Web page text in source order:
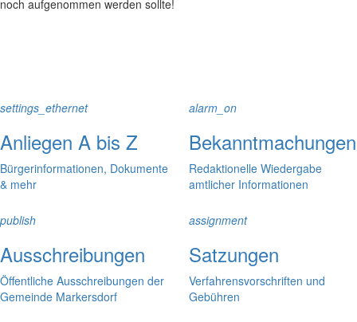
noch aufgenommen werden sollte!
settings_ethernet
Anliegen A bis Z
Bürgerinformationen, Dokumente
& mehr
alarm_on
Bekanntmachungen
Redaktionelle Wiedergabe
amtlicher Informationen
publish
Ausschreibungen
Öffentliche Ausschreibungen der
Gemeinde Markersdorf
assignment
Satzungen
Verfahrensvorschriften und
Gebühren